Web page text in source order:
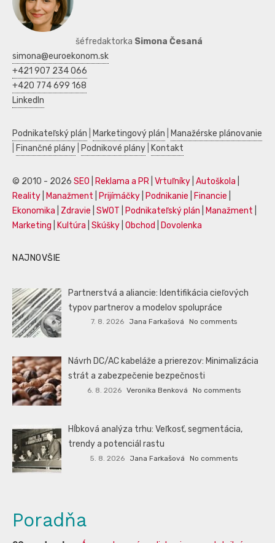
šéfredaktorka Simona Česaná
simona@euroekonom.sk
+421 907 234 066
+420 774 699 168
LinkedIn
Podnikateľský plán Marketingový plán
Manažérske plánovanie
Finančné plány Podnikové plány Kontakt
© 2010 - 2026 SEO Reklama a PR Vrtuľníky Autoškola
Reality
Manažment Prijímáčky Podnikanie Financie
Ekonomika
Zdravie SWOT Podnikateľský plán Manažment
Marketing
Kultúra Skúšky Obchod Dovolenka
NAJNOVŠIE
Partnerstvá a aliancie: Identifikácia cieľových
typov partnerov a modelov spolupráce
7. 8. 2026 Jana Farkašová No comments
Návrh DC/AC kabeláže a prierezov: Minimalizácia
strát a zabezpečenie bezpečnosti
6. 8. 2026 Veronika Benková No comments
Hĺbková analýza trhu: Veľkosť, segmentácia,
trendy a potenciál rastu
5. 8. 2026 Jana Farkašová No comments
Poradňa